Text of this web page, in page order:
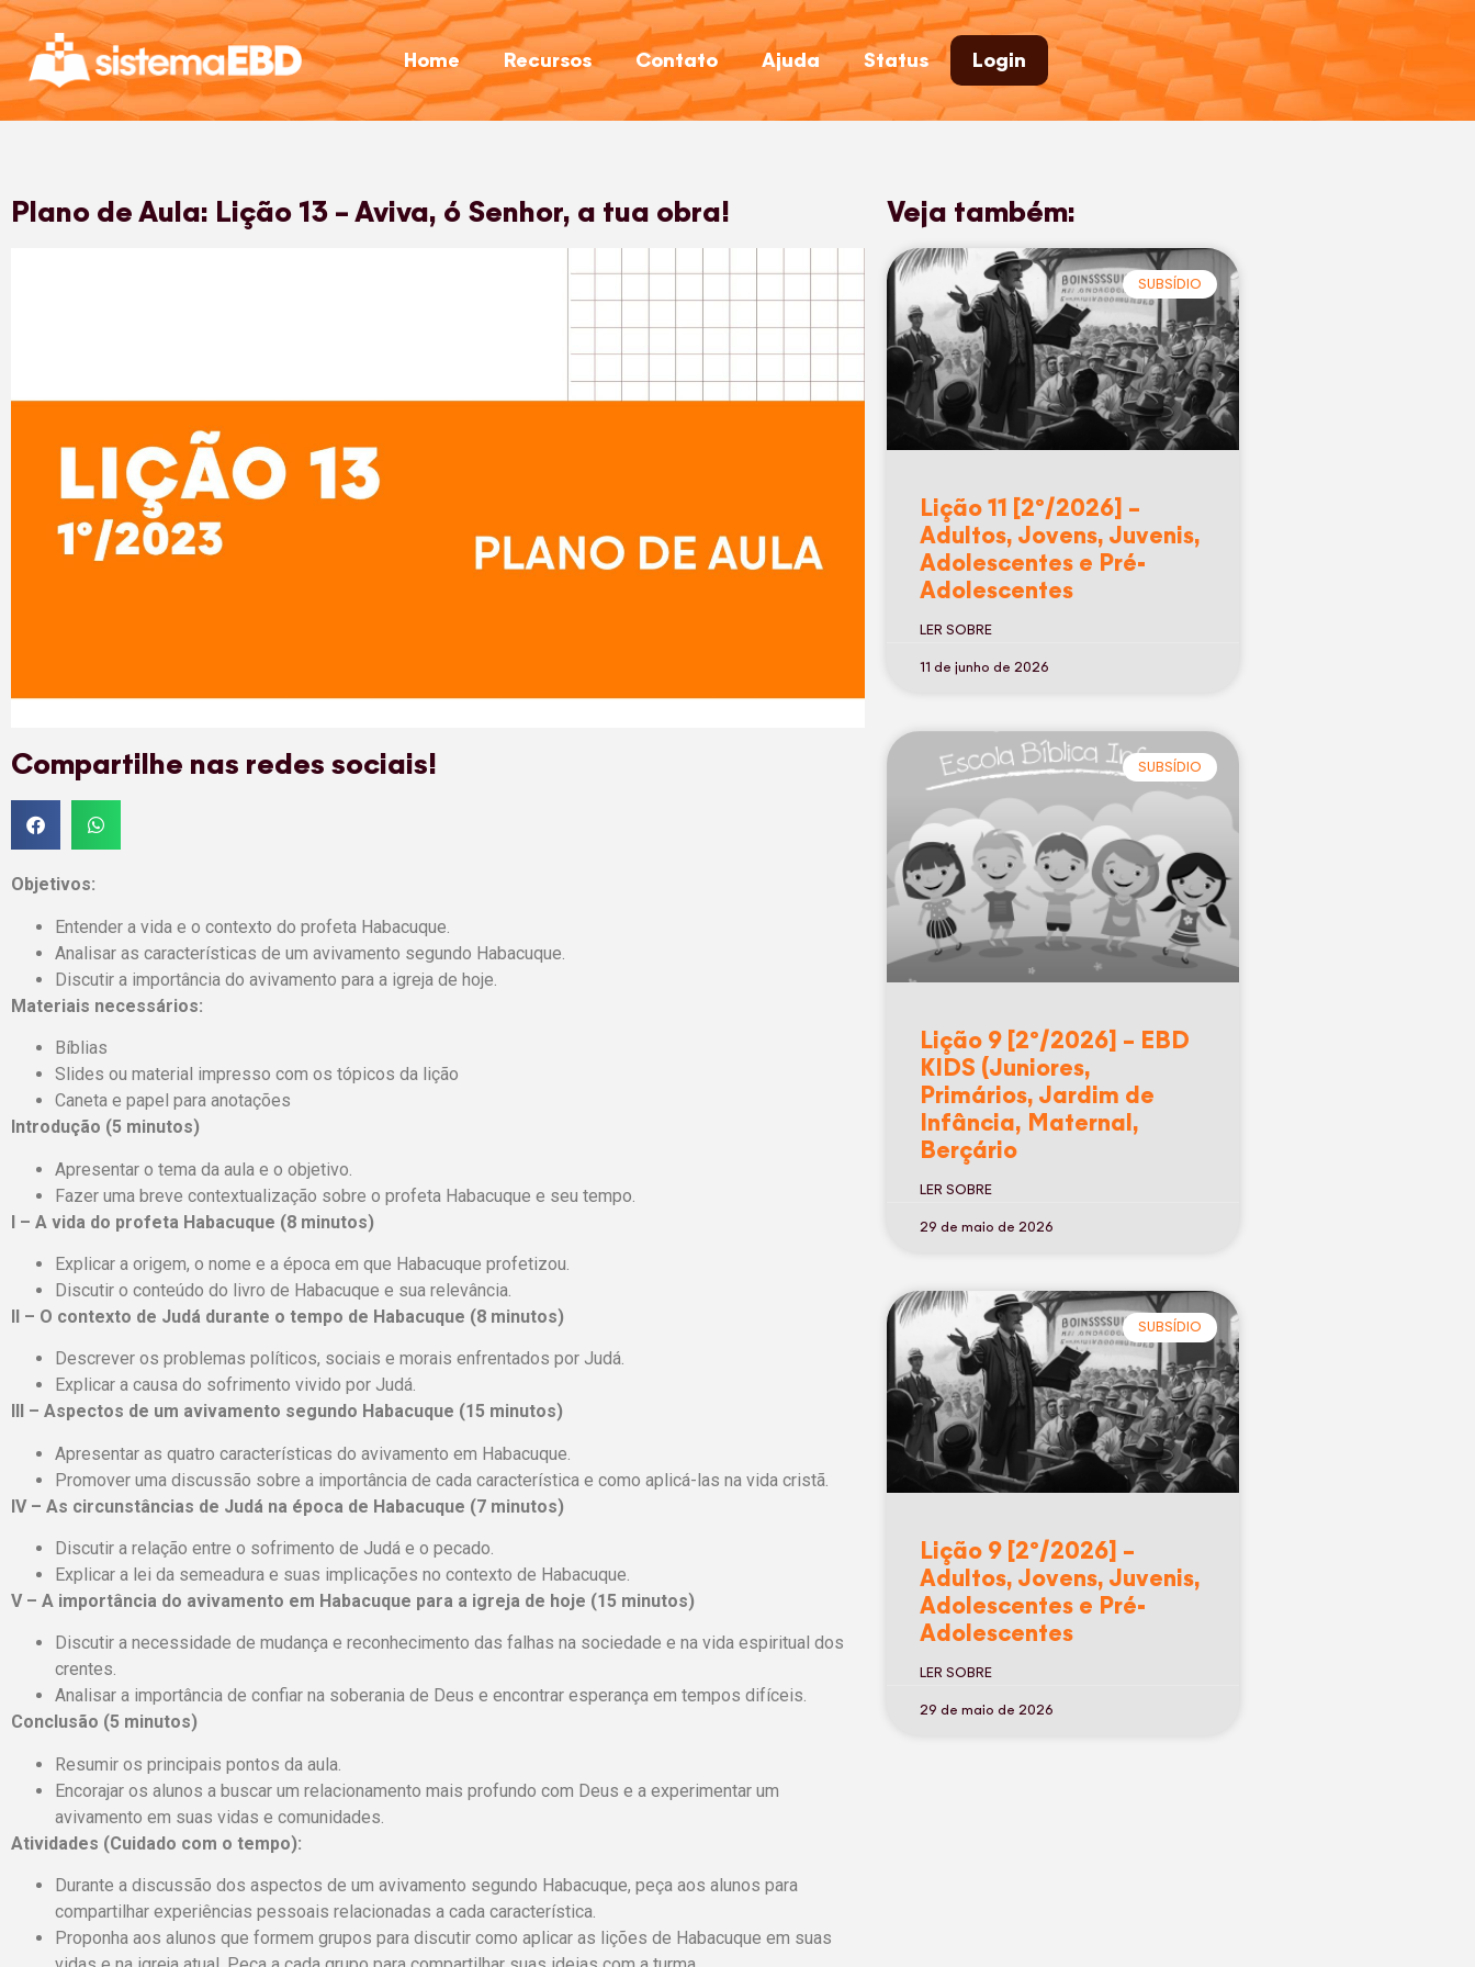
Home Recursos Contato Ajuda Status Login
Plano de Aula: Lição 13 – Aviva, ó Senhor, a tua obra!
Compartilhe nas redes sociais!
Objetivos:
Entender a vida e o contexto do profeta Habacuque.
Analisar as características de um avivamento segundo Habacuque.
Discutir a importância do avivamento para a igreja de hoje.
Materiais necessários:
Bíblias
Slides ou material impresso com os tópicos da lição
Caneta e papel para anotações
Introdução (5 minutos)
Apresentar o tema da aula e o objetivo.
Fazer uma breve contextualização sobre o profeta Habacuque e seu tempo.
I – A vida do profeta Habacuque (8 minutos)
Explicar a origem, o nome e a época em que Habacuque profetizou.
Discutir o conteúdo do livro de Habacuque e sua relevância.
II – O contexto de Judá durante o tempo de Habacuque (8 minutos)
Descrever os problemas políticos, sociais e morais enfrentados por Judá.
Explicar a causa do sofrimento vivido por Judá.
III – Aspectos de um avivamento segundo Habacuque (15 minutos)
Apresentar as quatro características do avivamento em Habacuque.
Promover uma discussão sobre a importância de cada característica e como aplicá-las na vida cristã.
IV – As circunstâncias de Judá na época de Habacuque (7 minutos)
Discutir a relação entre o sofrimento de Judá e o pecado.
Explicar a lei da semeadura e suas implicações no contexto de Habacuque.
V – A importância do avivamento em Habacuque para a igreja de hoje (15 minutos)
Discutir a necessidade de mudança e reconhecimento das falhas na sociedade e na vida espiritual dos
crentes.
Analisar a importância de confiar na soberania de Deus e encontrar esperança em tempos difíceis.
Conclusão (5 minutos)
Resumir os principais pontos da aula.
Encorajar os alunos a buscar um relacionamento mais profundo com Deus e a experimentar um
avivamento em suas vidas e comunidades.
Atividades (Cuidado com o tempo):
Durante a discussão dos aspectos de um avivamento segundo Habacuque, peça aos alunos para
compartilhar experiências pessoais relacionadas a cada característica.
Proponha aos alunos que formem grupos para discutir como aplicar as lições de Habacuque em suas
Veja também:
SUBSÍDIO
Lição 11 [2º/2026] –
Adultos, Jovens, Juvenis,
Adolescentes e Pré-
Adolescentes
LER SOBRE
11 de junho de 2026
SUBSÍDIO
Lição 9 [2º/2026] – EBD
KIDS (Juniores,
Primários, Jardim de
Infância, Maternal,
Berçário
LER SOBRE
29 de maio de 2026
SUBSÍDIO
Lição 9 [2º/2026] –
Adultos, Jovens, Juvenis,
Adolescentes e Pré-
Adolescentes
LER SOBRE
29 de maio de 2026